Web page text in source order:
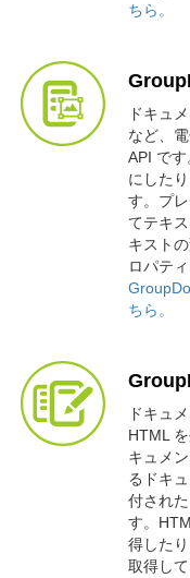
ちら。
ドキュ
など、
API で
にした
す。プ
てテキ
キスト
ロパテ
ちら。
ドキュ
HTML
キュメ
るドキ
付され
す。
得した
取得し